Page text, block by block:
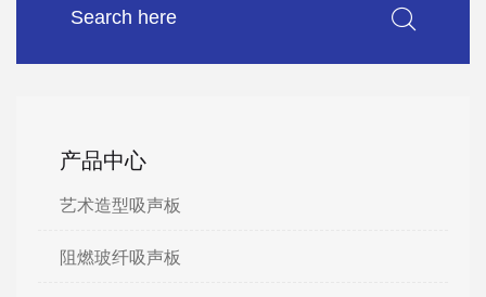
产品中心
艺术造型吸声板
阻燃玻纤吸声板